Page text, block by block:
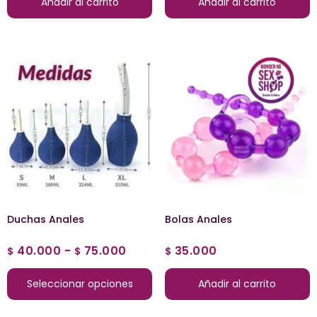
Duchas Anales
$ 40.000 - $ 75.000
Seleccionar opciones
Bolas Anales
$ 35.000
Añadir al carrito